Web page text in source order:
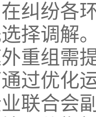
纠纷各
择调解
重组需
过优化
联合会